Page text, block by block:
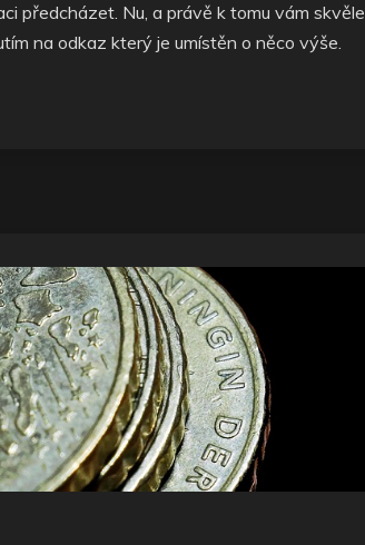
předcházet. Nu, a právě k tomu vám skvěle
na odkaz který je umístěn o něco výše.